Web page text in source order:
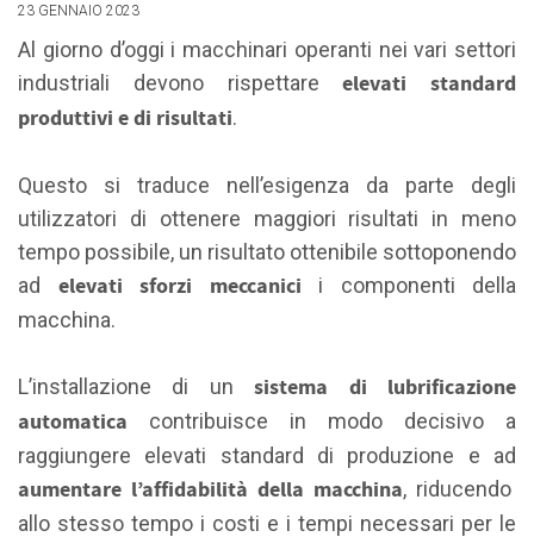
23 GENNAIO 2023
Al giorno d’oggi i macchinari operanti nei vari settori
industriali devono rispettareelevati standard
produttivi e di risultati.
Questo si traduce nell’esigenza da parte degli
utilizzatori di ottenere maggiori risultati in meno
tempo possibile, un risultato ottenibile sottoponendo
ad elevati sforzi meccanici
i componenti della
macchina.
L’installazione di unsistema di lubrificazione
automatica contribuisce in modo decisivo a
raggiungere elevati standard di produzione e ad
aumentare l’affidabilità della macchina, riducendo
allo stesso tempo i costi e i tempi necessari per le